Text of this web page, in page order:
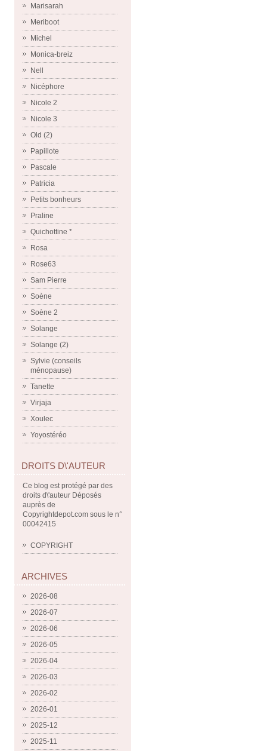
Marisarah
Meriboot
Michel
Monica-breiz
Nell
Nicéphore
Nicole 2
Nicole 3
Old (2)
Papillote
Pascale
Patricia
Petits bonheurs
Praline
Quichottine *
Rosa
Rose63
Sam Pierre
Soène
Soène 2
Solange
Solange (2)
Sylvie (conseils
ménopause)
Tanette
Virjaja
Xoulec
Yoyostéréo
DROITS D\'AUTEUR
Ce blog est protégé par des
droits d\'auteur Déposés
auprès de
Copyrightdepot.com sous le n°
00042415
COPYRIGHT
ARCHIVES
2026-08
2026-07
2026-06
2026-05
2026-04
2026-03
2026-02
2026-01
2025-12
2025-11